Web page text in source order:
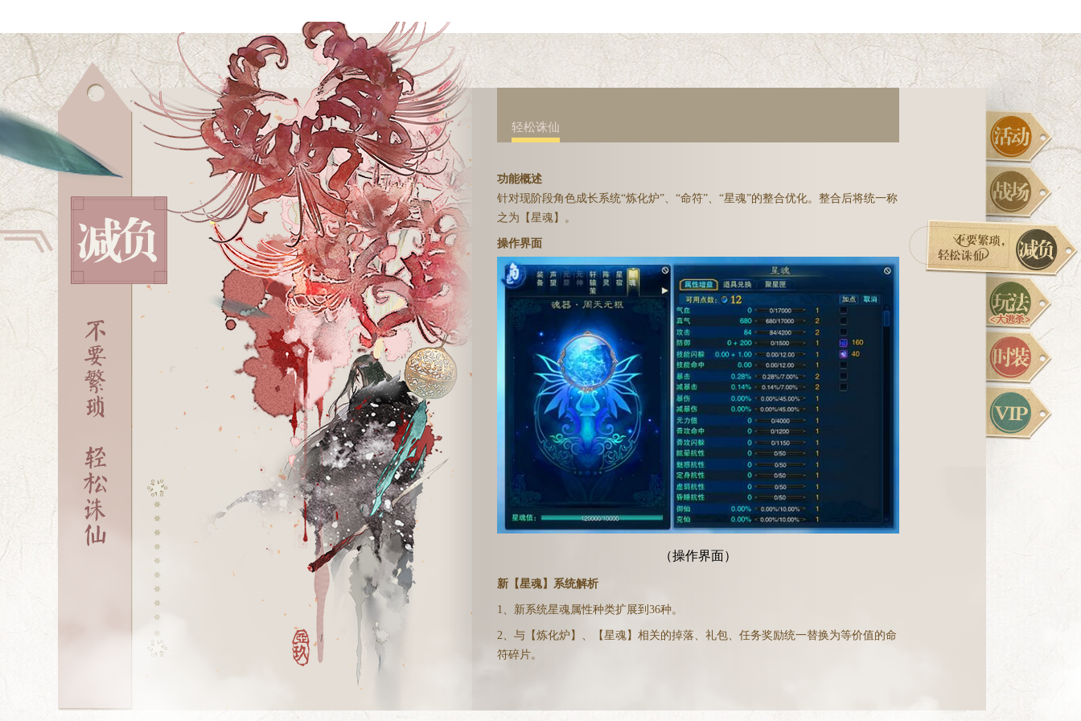
轻松诛仙
功能概述
针对现阶段角色成长系统“炼化炉”、“命符”、“星魂”的整合优化。整合后将统一称
之为【星魂】。
操作界面
（操作界面）
新【星魂】系统解析
1、新系统星魂属性种类扩展到36种。
2、与【炼化炉】、【星魂】相关的掉落、礼包、任务奖励统一替换为等价值的命
符碎片。